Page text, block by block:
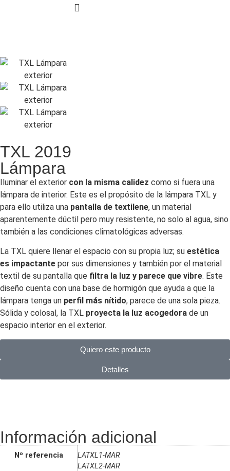
TXL 2019
Lámpara
Iluminar el exterior con la misma calidez como si fuera una
lámpara de interior. Este es el propósito de la lámpara TXL y
para ello utiliza una pantalla de textilene, un material
aparentemente dúctil pero muy resistente, no solo al agua, sino
también a las condiciones climatológicas adversas.
La TXL quiere llenar el espacio con su propia luz; su estética
es impactante por sus dimensiones y también por el material
textil de su pantalla que filtra la luz y parece que vibre. Este
diseño cuenta con una base de hormigón que ayuda a que la
lámpara tenga un perfil más nítido, parece de una sola pieza.
Sólida y colosal, la TXL proyecta la luz acogedora de un
espacio interior en el exterior.
Quiero este producto
Detalles
Información adicional
Nº referencia
LATXL1-MAR
LATXL2-MAR